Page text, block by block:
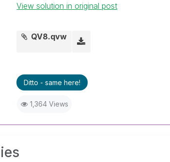
View solution in original post
QV8.qvw
Ditto - same here!
1,364 Views